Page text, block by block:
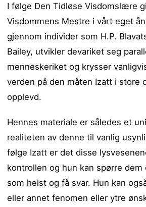
I følge Den Tidløse Visdomslære
Visdommens Mestre i vårt eget
gjennom individer som H.P.
Bailey, utvikler devariket seg
menneskeriket og krysser
verden på den måten Izatt i store
opplevd.
Hennes materiale er således et
realiteten av denne til vanlig
følge Izatt er det disse
kontrollen og hun kan spørre
som helst og få svar. Hun kan
eller annet fenomen eller ytre